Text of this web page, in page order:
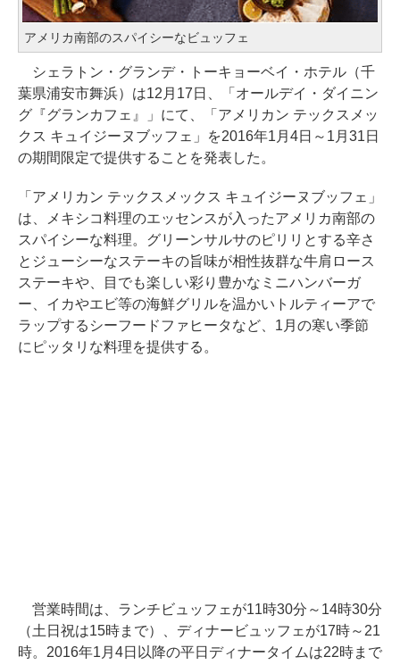
アメリカ南部のスパイシーなビュッフェ
シェラトン・グランデ・トーキョーベイ・ホテル（千
葉県浦安市舞浜）は12月17日、「オールデイ・ダイニン
グ『グランカフェ』」にて、「アメリカン テックスメッ
クス キュイジーヌブッフェ」を2016年1月4日～1月31日
の期間限定で提供することを発表した。
「アメリカン テックスメックス キュイジーヌブッフェ」
は、メキシコ料理のエッセンスが入ったアメリカ南部の
スパイシーな料理。グリーンサルサのピリリとする辛さ
とジューシーなステーキの旨味が相性抜群な牛肩ロース
ステーキや、目でも楽しい彩り豊かなミニハンバーガ
ー、イカやエビ等の海鮮グリルを温かいトルティーアで
ラップするシーフードファヒータなど、1月の寒い季節
にピッタリな料理を提供する。
営業時間は、ランチビュッフェが11時30分～14時30分
（土日祝は15時まで）、ディナービュッフェが17時～21
時。2016年1月4日以降の平日ディナータイムは22時まで